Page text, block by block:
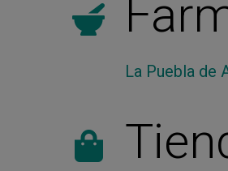
La Puebla de